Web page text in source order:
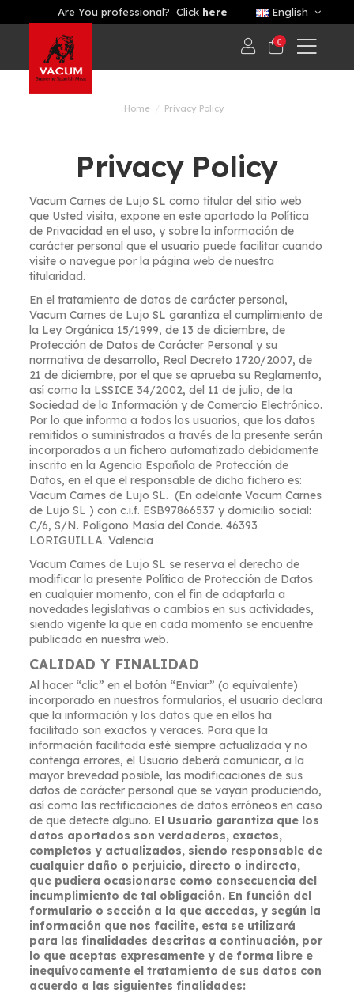
Are You professional? Click here English
0
Home Privacy Policy
Privacy Policy
Vacum Carnes de Lujo SL como titular del sitio web
que Usted visita, expone en este apartado la Política
de Privacidad en el uso, y sobre la información de
carácter personal que el usuario puede facilitar cuando
visite o navegue por la página web de nuestra
titularidad.
En el tratamiento de datos de carácter personal,
Vacum Carnes de Lujo SL garantiza el cumplimiento de
la Ley Orgánica 15/1999, de 13 de diciembre, de
Protección de Datos de Carácter Personal y su
normativa de desarrollo, Real Decreto 1720/2007, de
21 de diciembre, por el que se aprueba su Reglamento,
así como la LSSICE 34/2002, del 11 de julio, de la
Sociedad de la Información y de Comercio Electrónico.
Por lo que informa a todos los usuarios, que los datos
remitidos o suministrados a través de la presente serán
incorporados a un fichero automatizado debidamente
inscrito en la Agencia Española de Protección de
Datos, en el que el responsable de dicho fichero es:
Vacum Carnes de Lujo SL. (En adelante Vacum Carnes
de Lujo SL ) con c.i.f. ESB97866537 y domicilio social:
C/6, S/N. Polígono Masía del Conde. 46393
LORIGUILLA. Valencia
Vacum Carnes de Lujo SL se reserva el derecho de
modificar la presente Política de Protección de Datos
en cualquier momento, con el fin de adaptarla a
novedades legislativas o cambios en sus actividades,
siendo vigente la que en cada momento se encuentre
publicada en nuestra web.
CALIDAD Y FINALIDAD
Al hacer “clic” en el botón “Enviar” (o equivalente)
incorporado en nuestros formularios, el usuario declara
que la información y los datos que en ellos ha
facilitado son exactos y veraces. Para que la
información facilitada esté siempre actualizada y no
contenga errores, el Usuario deberá comunicar, a la
mayor brevedad posible, las modificaciones de sus
datos de carácter personal que se vayan produciendo,
así como las rectificaciones de datos erróneos en caso
de que detecte alguno. El Usuario garantiza que los
datos aportados son verdaderos, exactos,
completos y actualizados, siendo responsable de
cualquier daño o perjuicio, directo o indirecto,
que pudiera ocasionarse como consecuencia del
incumplimiento de tal obligación. En función del
formulario o sección a la que accedas, y según la
información que nos facilite, esta se utilizará
para las finalidades descritas a continuación, por
lo que aceptas expresamente y de forma libre e
inequívocamente el tratamiento de sus datos con
acuerdo a las siguientes finalidades: